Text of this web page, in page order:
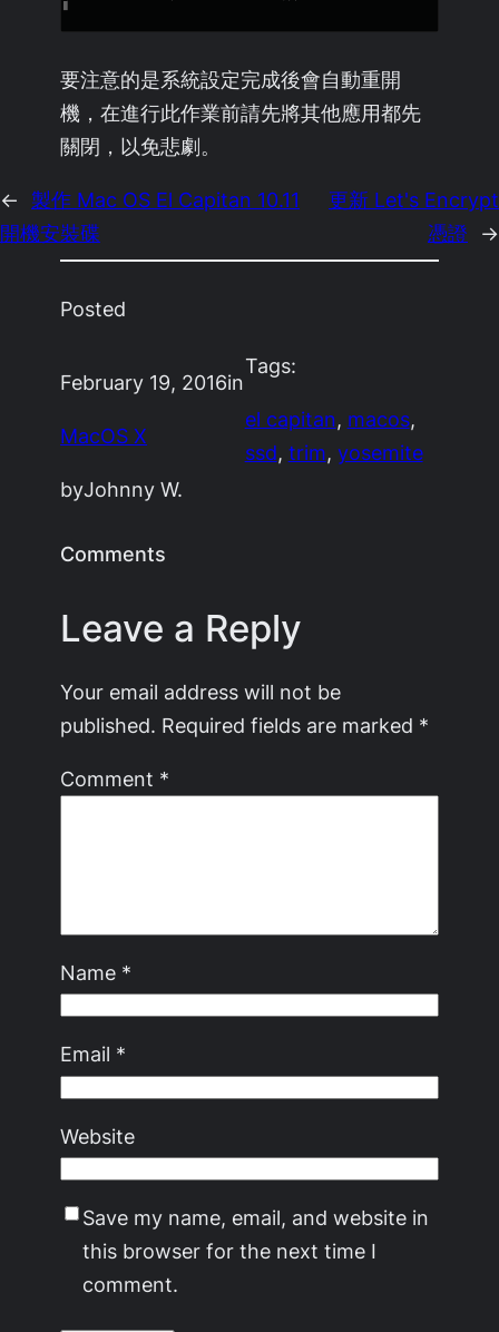
要注意的是系統設定完成後會自動重開
機，在進行此作業前請先將其他應用都先
關閉，以免悲劇。
←
製作 Mac OS El Capitan 10.11
開機安裝碟
更新 Let's Encrypt
憑證
→
Posted
February 19, 2016in
MacOS X
byJohnny W.
Tags:
el capitan, macos
ssd, trim, yosemite
Comments
Leave a Reply
Your email address will not be
published. Required fields are marked *
Comment *
Name *
Email *
Website
Save my name, email, and website in
this browser for the next time I
comment.